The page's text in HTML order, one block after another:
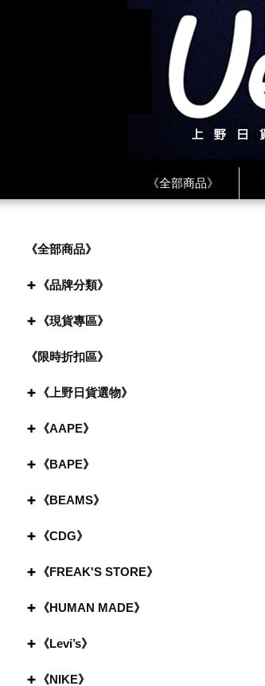
《全部商品》
《全部商品》
《品牌分類》
《現貨專區》
《限時折扣區》
《上野日貨選物》
《AAPE》
《BAPE》
《BEAMS》
《CDG》
《FREAK'S STORE》
《HUMAN MADE》
《Levi’s》
《NIKE》